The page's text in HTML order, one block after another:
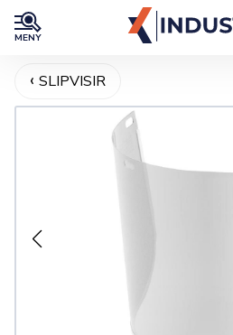
MENY
SLIPVISIR